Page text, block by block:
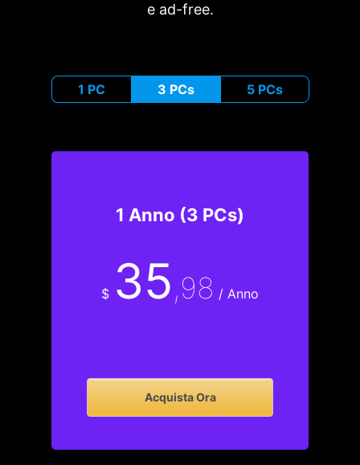
e ad-free.
1 PC 3 PCs 5 PCs
1 Anno (3 PCs)
$ 35,98 / Anno
Acquista Ora